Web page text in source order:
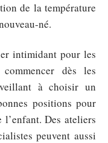
de la température
né.
intimidant pour les
dès les
à choisir un
positions pour
Des ateliers
peuvent aussi